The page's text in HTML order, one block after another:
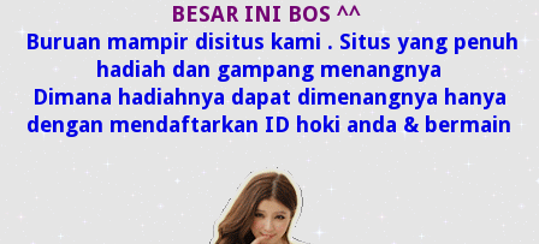
BESAR INI BOS ^^
Buruan mampir disitus kami . Situs yang penuh
hadiah dan gampang menangnya
Dimana hadiahnya dapat dimenangnya hanya
dengan mendaftarkan ID hoki anda & bermain